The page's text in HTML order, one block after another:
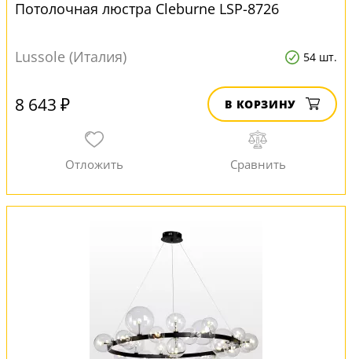
Потолочная люстра Cleburne LSP-8726
Lussole (Италия) 54 шт.
8 643 ₽ В КОРЗИНУ